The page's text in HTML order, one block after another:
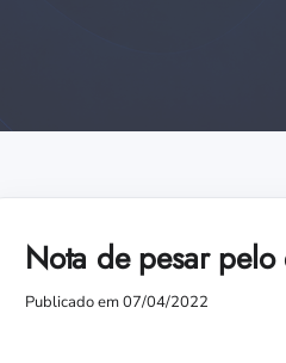
Nota de pesar
Publicado em 07/04/2022